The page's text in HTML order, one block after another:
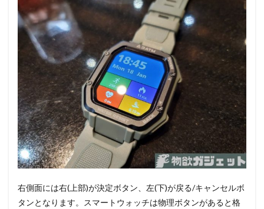
右側面には右(上部)が決定ボタン、左(下)が戻る/キャンセルボ
タンとなります。スマートウォッチは物理ボタンがあると格